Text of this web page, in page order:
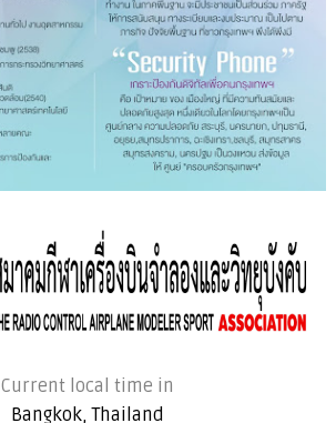
Current local time in
Bangkok, Thailand